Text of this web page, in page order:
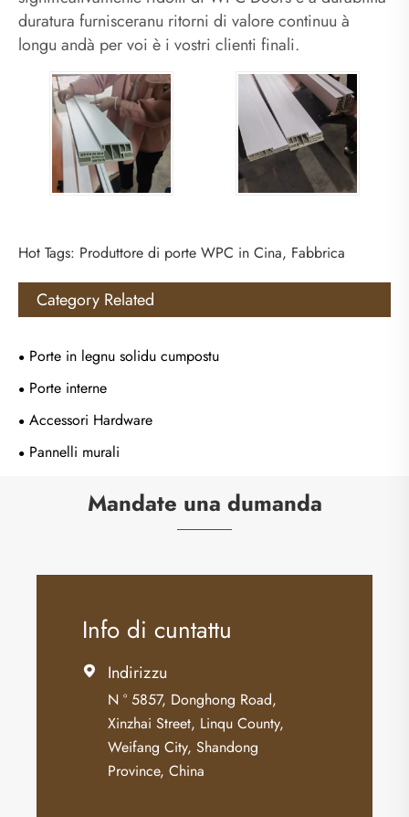
duratura furnisceranu ritorni di valore continuu à
longu andà per voi è i vostri clienti finali.
Hot Tags: Produttore di porte WPC in Cina, Fabbrica
Category Related
Porte in legnu solidu cumpostu
Porte interne
Accessori Hardware
Pannelli murali
Mandate una dumanda
Info di cuntattu
 Indirizzu
N ° 5857, Donghong Road,
Xinzhai Street, Linqu County,
Weifang City, Shandong
Province, China